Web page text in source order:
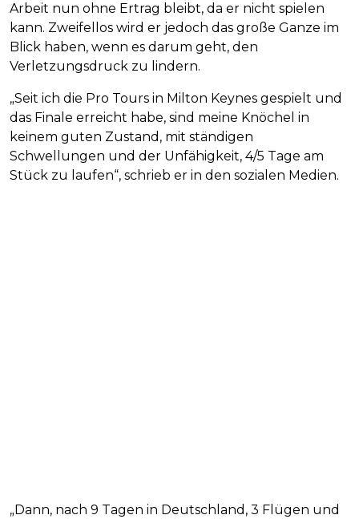
Arbeit nun ohne Ertrag bleibt, da er nicht spielen
kann. Zweifellos wird er jedoch das große Ganze im
Blick haben, wenn es darum geht, den
Verletzungsdruck zu lindern.
„Seit ich die Pro Tours in Milton Keynes gespielt und
das Finale erreicht habe, sind meine Knöchel in
keinem guten Zustand, mit ständigen
Schwellungen und der Unfähigkeit, 4/5 Tage am
Stück zu laufen“, schrieb er in den sozialen Medien.
„Dann, nach 9 Tagen in Deutschland, 3 Flügen und